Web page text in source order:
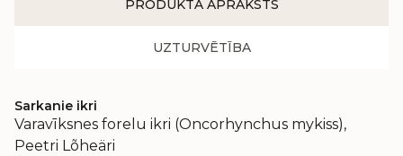
PRODUKTA APRAKSTS
UZTURVĒTĪBA
Sarkanie ikri
Varavīksnes forelu ikri (Oncorhynchus mykiss),
Peetri Lõheäri